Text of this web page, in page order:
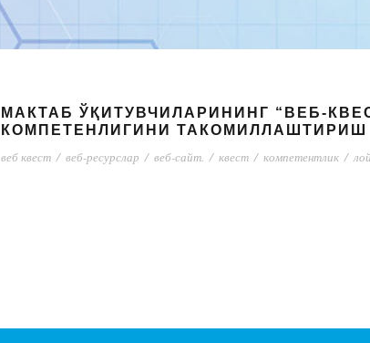
МАКТАБ ЎҚИТУВЧИЛАРИНИНГ “ВЕБ-
КОМПЕТЕНЛИГИНИ ТАКОМИЛЛАШТИРИШ
веб квест / веб-ресурслар / веб-сайт. / квест / компетентлик /